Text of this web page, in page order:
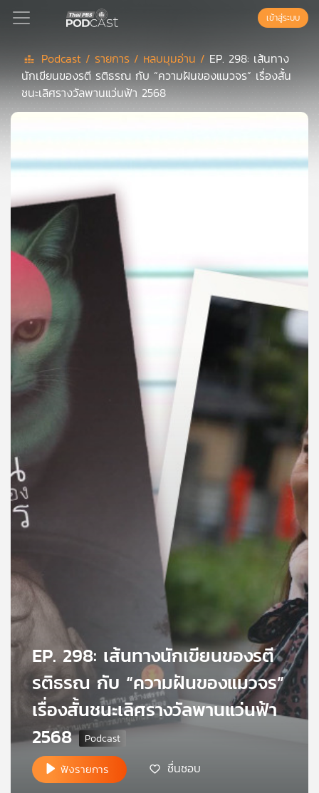
Podcast
ลิ
แนะนำ
เพล
คุณ
เพลง
ข่าว
และ
กิจกรรม
เกี่ยว
กับ
เรา
เครือ
ข่าย
พี
เอส
เข้าสู่ระบบ
Podcast / รายการ / หลบมุมอ่าน / EP. 298: เส้นทาง
นักเขียนของรตี รติธรณ กับ “ความฝันของแมวจร” เรื่องสั้น
ชนะเลิศรางวัลพานแว่นฟ้า 2568
EP. 298: เส้นทางนักเขียนของรตี
รติธรณ กับ “ความฝันของแมวจร”
เรื่องสั้นชนะเลิศรางวัลพานแว่นฟ้า
2568
ฟังรายการ ชื่นชอบ